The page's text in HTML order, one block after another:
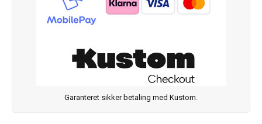
Garanteret sikker betaling med Kustom.